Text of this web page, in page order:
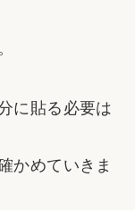
に貼る必要は
かめていきま